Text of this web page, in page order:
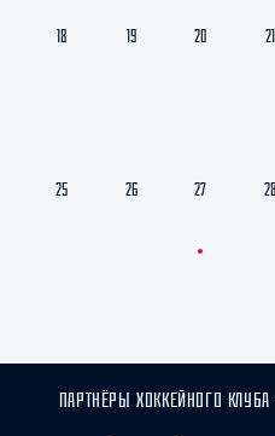
18 19 20 21
25 26 27 28
ПАРТНЁРЫ ХОККЕЙНОГО КЛУБА